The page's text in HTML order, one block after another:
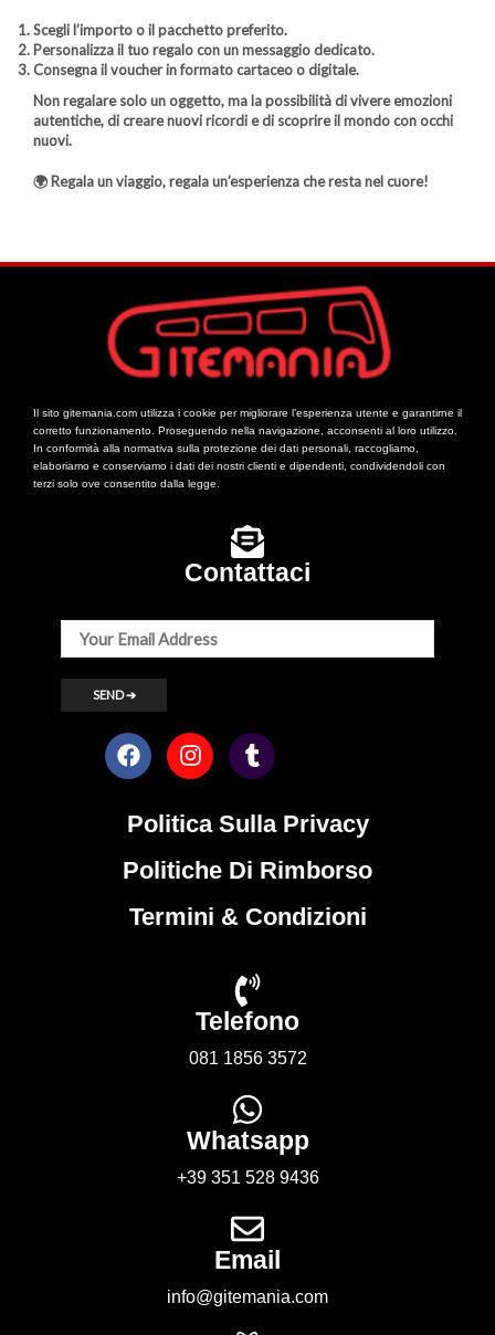
Scegli l’importo o il pacchetto preferito.
Personalizza il tuo regalo con un messaggio dedicato.
Consegna il voucher in formato cartaceo o digitale.
Non regalare solo un oggetto, ma la possibilità di vivere emozioni
autentiche, di creare nuovi ricordi e di scoprire il mondo con occhi
nuovi.
🌍 Regala un viaggio, regala un’esperienza che resta nel cuore!
Il sito gitemania.com utilizza i cookie per migliorare l’esperienza utente e garantirne il
corretto funzionamento. Proseguendo nella navigazione, acconsenti al loro utilizzo.
In conformità alla normativa sulla protezione dei dati personali, raccogliamo,
elaboriamo e conserviamo i dati dei nostri clienti e dipendenti, condividendoli con
terzi solo ove consentito dalla legge.
Contattaci
Politica Sulla Privacy
Politiche Di Rimborso
Termini & Condizioni
Telefono
081 1856 3572
Whatsapp
+39 351 528 9436
Email
info@gitemania.com